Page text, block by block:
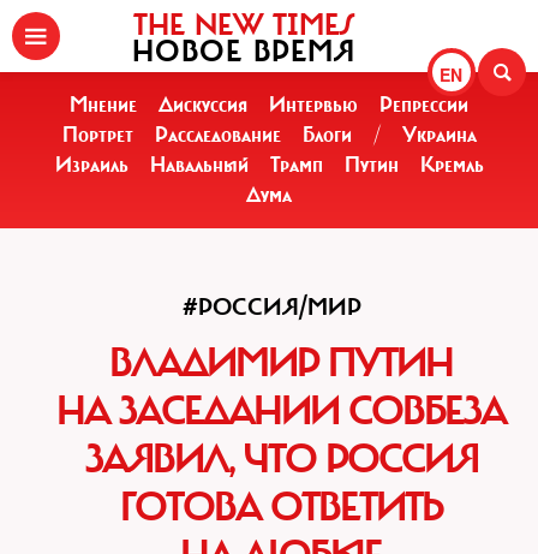
EN
THE NEW TIMES
НОВОЕ ВРЕМЯ
Мнение Дискуссия Интервью
Репрессии
Портрет
Расследование Блоги /
Украина
Израиль
Навальный Трамп Путин
Кремль
Дума
#РОССИЯ/МИР
ВЛАДИМИР ПУТИН
НА ЗАСЕДАНИИ СОВБЕЗА
ЗАЯВИЛ, ЧТО РОССИЯ
ГОТОВА ОТВЕТИТЬ